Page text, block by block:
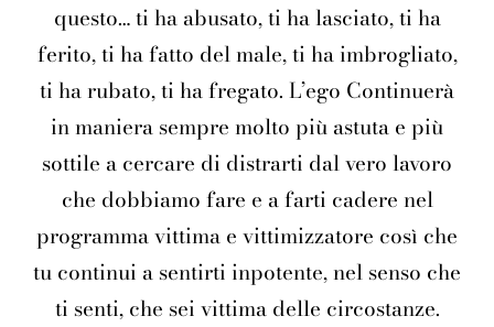
questo… ti ha abusato, ti ha lasciato, ti ha
ferito, ti ha fatto del male, ti ha imbrogliato,
ti ha rubato, ti ha fregato. L’ego Continuerà
in maniera sempre molto più astuta e più
sottile a cercare di distrarti dal vero lavoro
che dobbiamo fare e a farti cadere nel
programma vittima e vittimizzatore così che
tu continui a sentirti inpotente, nel senso che
ti senti, che sei vittima delle circostanze.